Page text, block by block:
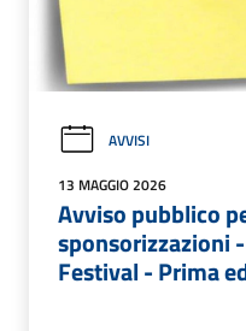
AVVISI
13 MAGGIO 2026
Avviso pubblico
sponsorizzazioni
Festival - Prima